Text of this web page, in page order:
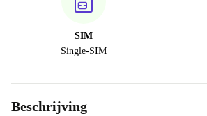
SIM
Single-SIM
Beschrijving